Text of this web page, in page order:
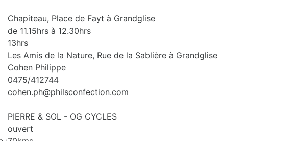
Chapiteau, Place de Fayt à Grandglise
de 11.15hrs à 12.30hrs
13hrs
Les Amis de la Nature, Rue de la Sablière à Grandglise
Cohen Philippe
0475/412744
cohen.ph@philsconfection.com
PIERRE & SOL - OG CYCLES
ouvert